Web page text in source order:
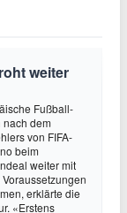
weiter
Fußball-
nach dem
von FIFA-
beim
weiter mit
erklärte die
«Erstens